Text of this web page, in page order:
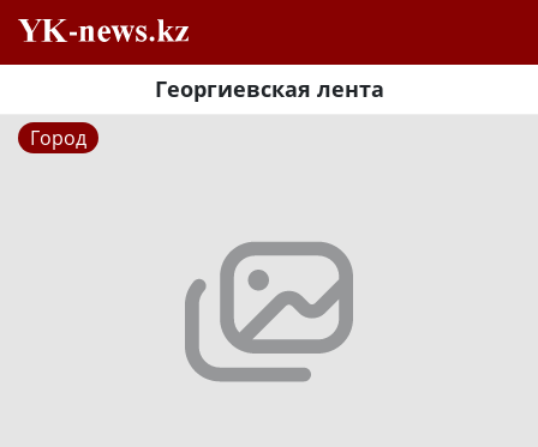
Георгиевская лента
Город